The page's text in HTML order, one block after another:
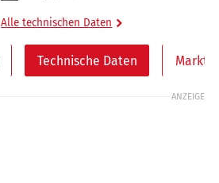
Alle technischen Daten
Technische Daten Markt
ANZEIGE